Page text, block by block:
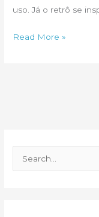
uso. Já o retrô se
Geladeira
Read More »
e